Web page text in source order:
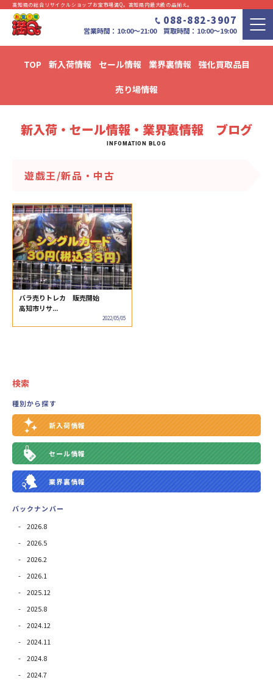
高知県の総合リサイクルショップお宝市場満Q。⾼知県内最⼤級の品揃え。
088-882-3907
営業時間：10:00〜21:00 買取時間：10:00～19:00
TOP 新入荷情報 セール情報 業界裏情報 強化買取品目
売り場情報
新入荷・セール情報・業界裏情報 ブログ
新入荷・セール情報・業界裏情報 ブログ
遊戯王/新品・中古
バラ売りトレカ 販売開始
高知市リサ...
2022/05/05
検索
種別から探す
新入荷情報
セール情報
業界裏情報
バックナンバー
2026.8
2026.5
2026.2
2026.1
2025.12
2025.8
2024.12
2024.11
2024.8
2024.7